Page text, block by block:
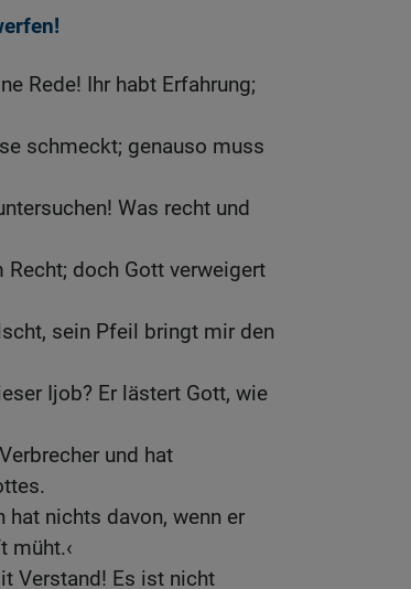
Rede! Ihr habt Erfahrung;
schmeckt; genauso muss
Was recht und
Recht; doch Gott verweigert
sein Pfeil bringt mir den
Ijob? Er lästert Gott, wie
und hat
nichts davon, wenn er
müht.‹
Verstand! Es ist nicht